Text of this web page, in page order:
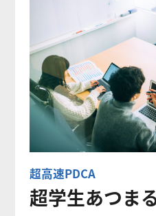
超高速PDCA
超学生あつま